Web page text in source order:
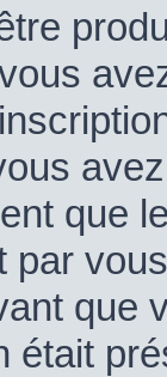
que
par
que
était